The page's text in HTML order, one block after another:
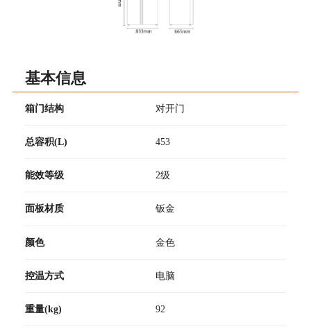
基本信息
箱门结构 对开门
总容积(L) 453
能效等级 2级
面板材质 钣金
颜色 金色
控温方式 电脑
重量(kg) 92